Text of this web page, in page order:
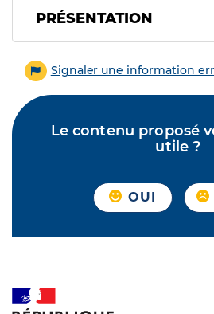
PRÉSENTATION
Signaler une information
Le contenu proposé
utile ?
OUI